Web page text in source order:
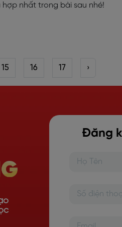
nhất trong bài sau nhé!
15 16 17 ›
Đăng